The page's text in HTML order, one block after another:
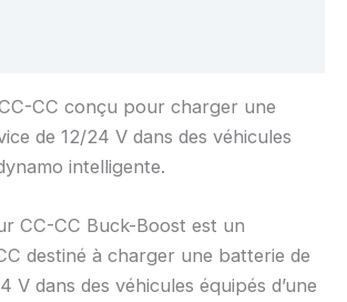
CC conçu pour charger une
de 12/24 V dans des véhicules
intelligente.
CC-CC Buck-Boost est un
destiné à charger une batterie de
V dans des véhicules équipés d’une